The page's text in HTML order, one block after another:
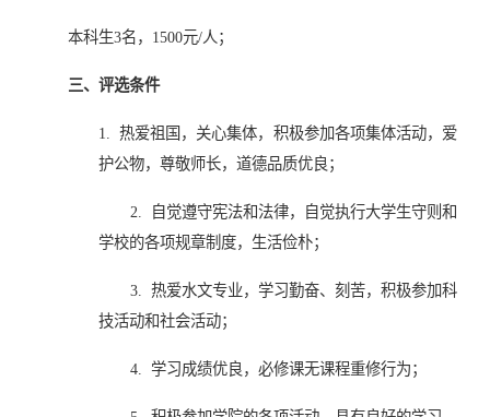
本科生3名，1500元/人；
三、评选条件
1.
热爱祖国，关心集体，积极参加各项集体活动，爱
护公物，尊敬师长，道德品质优良；
2.
自觉遵守宪法和法律，自觉执行大学生守则和
学校的各项规章制度，生活俭朴；
3.
热爱水文专业，学习勤奋、刻苦，积极参加科
技活动和社会活动；
4. 学习成绩优良，必修课无课程重修行为；